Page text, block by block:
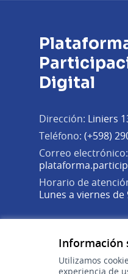
Información
Utilizamos
experiencia de
Digital
Dirección: Liniers
Teléfono: (+598)
Correo electrónico:
Horario de
Lunes a viernes de
(Enlace externo)
(Enlace externo)
(Enlace